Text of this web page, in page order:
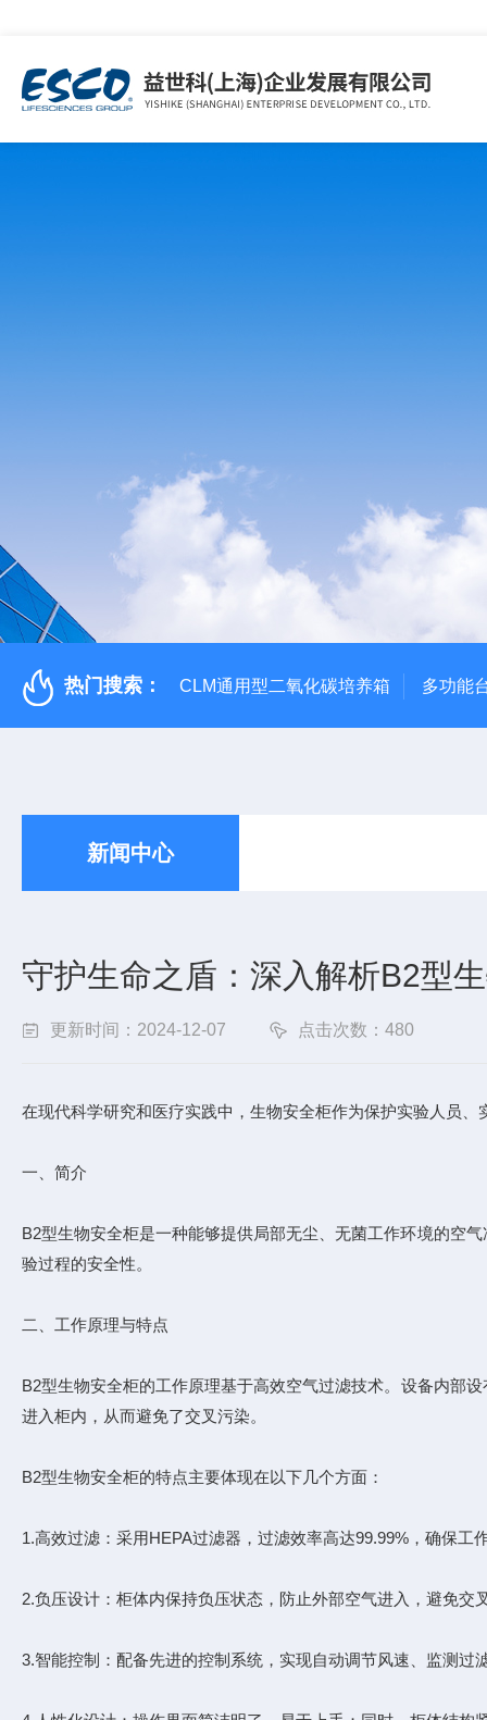
热门搜索： CLM通用型二氧化碳培养箱 多功能
新闻中心
守护生命之盾：深入解析B2型
更新时间：2024-12-07 点击次数：480
在现代科学研究和医疗实践中，生物安全柜作为保护实验人员
一、简介
B2型生物安全柜是一种能够提供局部无尘、无菌工作环境的空
验过程的安全性。
二、工作原理与特点
B2型生物安全柜的工作原理基于高效空气过滤技术。设备内部
进入柜内，从而避免了交叉污染。
B2型生物安全柜的特点主要体现在以下几个方面：
1.高效过滤：采用HEPA过滤器，过滤效率高达99.99%，确保工
2.负压设计：柜体内保持负压状态，防止外部空气进入，避免交
3.智能控制：配备先进的控制系统，实现自动调节风速、监测过